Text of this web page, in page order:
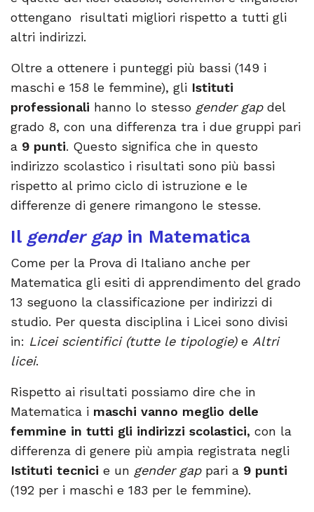
ottengano risultati migliori rispetto a tutti gli
altri indirizzi.
Oltre a ottenere i punteggi più bassi (149 i
maschi e 158 le femmine), gli Istituti
professionali hanno lo stesso gender gapdel
grado 8, con una differenza tra i due gruppi pari
a 9 punti. Questo significa che in questo
indirizzo scolastico i risultati sono più bassi
rispetto al primo ciclo di istruzione e le
differenze di genere rimangono le stesse.
Il gender gapin Matematica
Come per la Prova di Italiano anche per
Matematica gli esiti di apprendimento del grado
13 seguono la classificazione per indirizzi di
studio. Per questa disciplina i Licei sono divisi
in: Licei scientifici (tutte le tipologie)e Altri
licei.
Rispetto ai risultati possiamo dire che in
Matematica i maschi vanno meglio delle
femmine in tutti gli indirizzi scolastici, con la
differenza di genere più ampia registrata negli
Istituti tecnici e un gender gappari a 9 punti
(192 per i maschi e 183 per le femmine).